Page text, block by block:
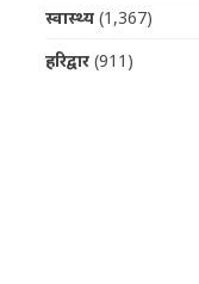
स्वास्थ्य(1,367)
हरिद्वार(911)